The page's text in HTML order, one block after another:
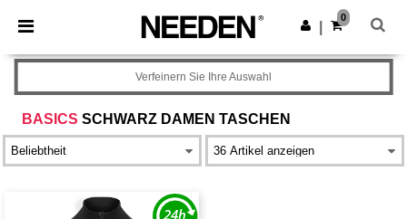
× Needen App
Bessere Preise in der App!
App holen
0
BASICS SCHWARZ DAMEN TASCHEN
Verfeinern Sie Ihre Auswahl